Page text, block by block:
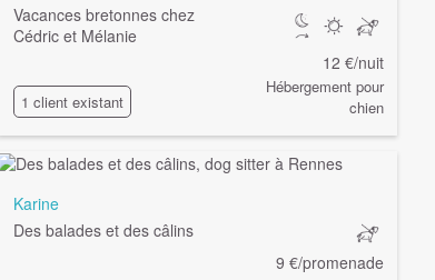
Vacances bretonnes chez
Cédric et Mélanie
1 client existant
12 €/nuit
Hébergement pour
chien
Karine
Des balades et des câlins
9 €/promenade